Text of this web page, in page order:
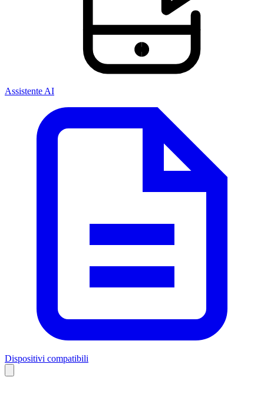
Assistente AI
Dispositivi compatibili